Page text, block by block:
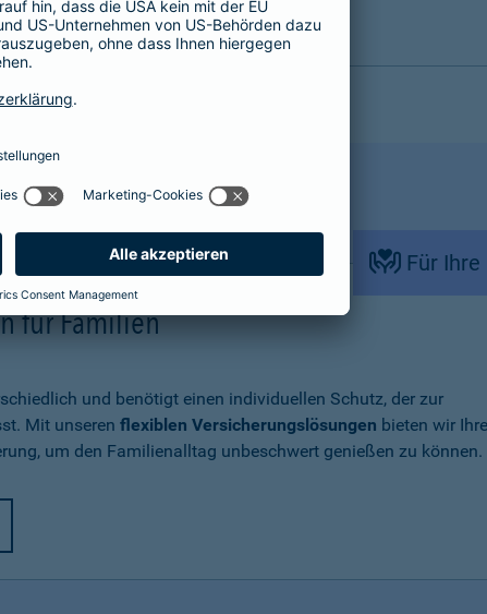
mehr Infos
Für
für Familien
und benötigt einen individuellen Schutz, der zur
Mit unseren flexiblen Versicherungslösungen bieten wir
um den Familienalltag unbeschwert genießen zu können.